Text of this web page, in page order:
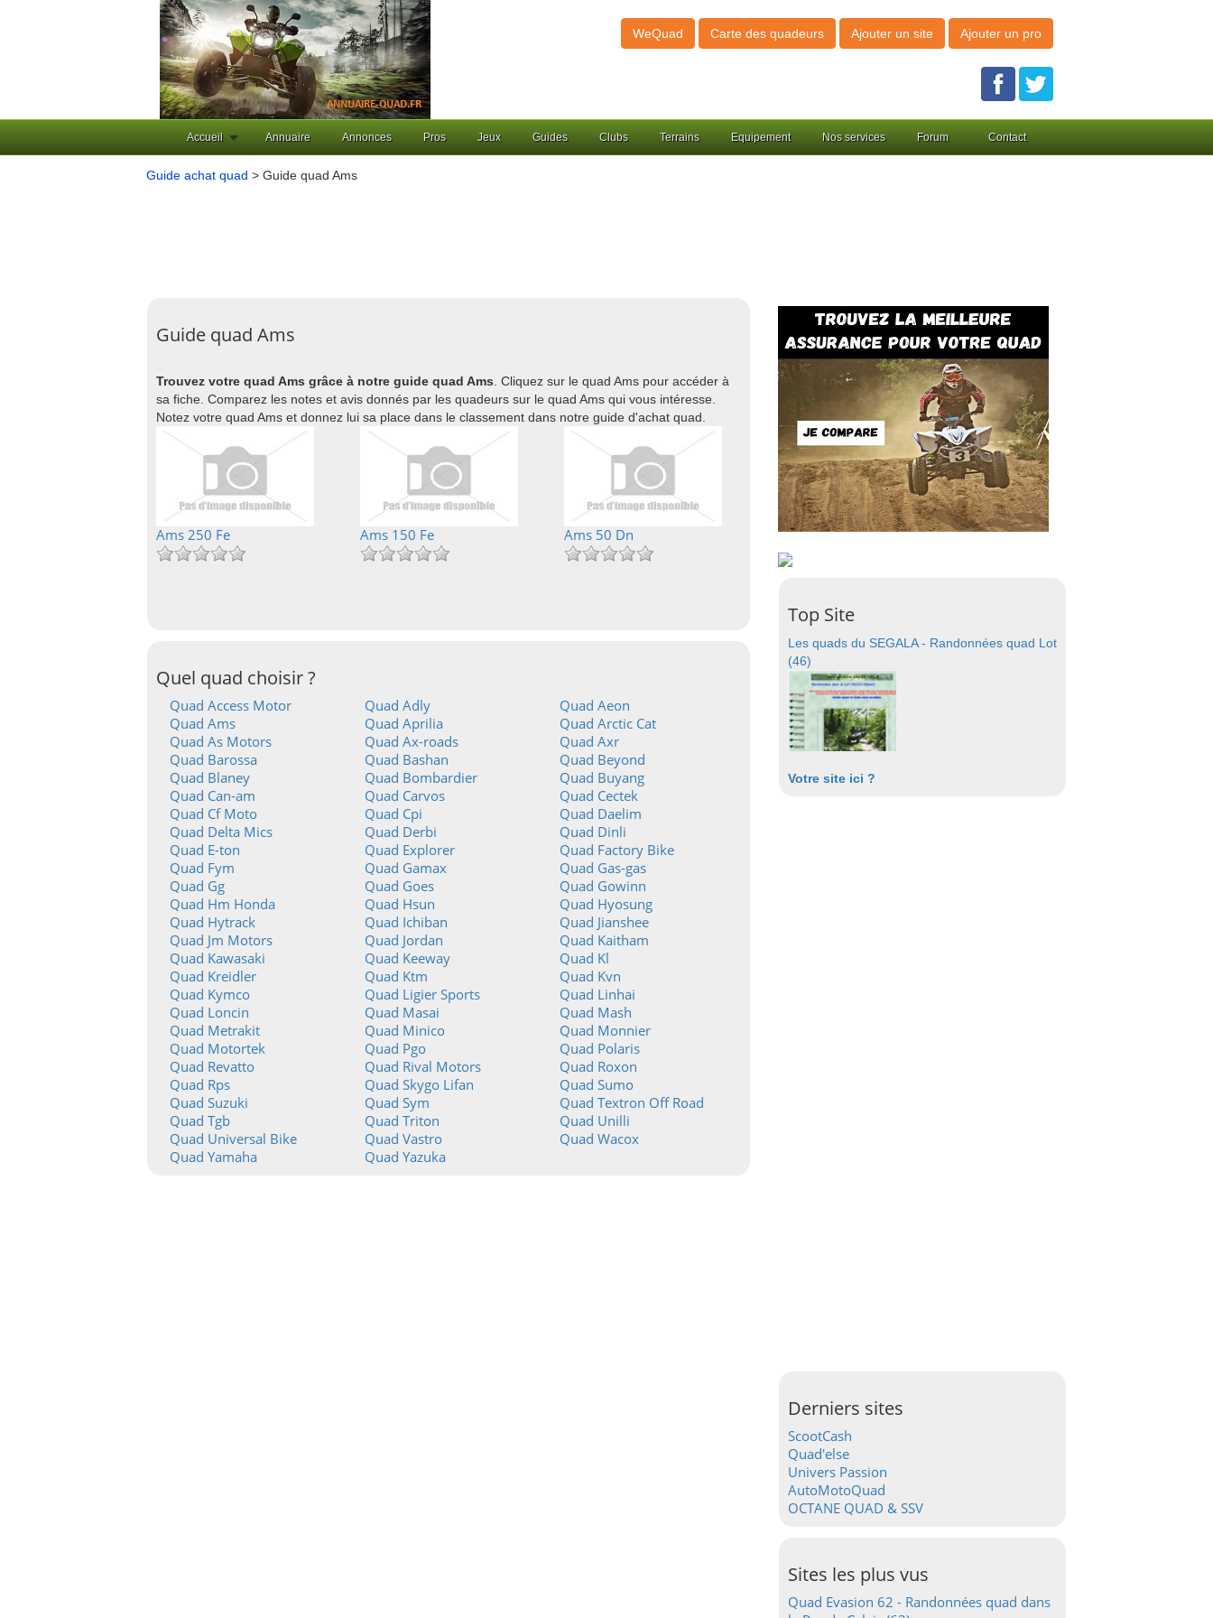
WeQuad Carte des quadeurs Ajouter un site Ajouter un pro
Accueil Annuaire Annonces Pros Jeux Guides Clubs Terrains Equipement Nos services Forum Contact
Guide achat quad > Guide quad Ams
Guide quad Ams
Trouvez votre quad Ams grâce à notre guide quad Ams . Cliquez sur le quad Ams pour accéder à
sa fiche. Comparez les notes et avis donnés par les quadeurs sur le quad Ams qui vous intéresse.
Notez votre quad Ams et donnez lui sa place dans le classement dans notre guide d'achat quad.
Ams 250 Fe Ams 150 Fe Ams 50 Dn
Quel quad choisir ?
Quad Access Motor Quad Adly
Quad Aeon
Quad Ams
Quad Aprilia
Quad Arctic Cat
Quad As Motors
Quad Ax-roads
Quad Axr
Quad Barossa
Quad Bashan
Quad Beyond
Quad Blaney
Quad Bombardier
Quad Buyang
Quad Can-am
Quad Carvos
Quad Cectek
Quad Cf Moto
Quad Cpi
Quad Daelim
Quad Delta Mics
Quad Derbi
Quad Dinli
Quad E-ton
Quad Explorer
Quad Factory Bike
Quad Fym
Quad Gamax
Quad Gas-gas
Quad Gg
Quad Goes
Quad Gowinn
Quad Hm Honda
Quad Hsun
Quad Hyosung
Quad Hytrack
Quad Ichiban
Quad Jianshee
Quad Jm Motors
Quad Jordan
Quad Kaitham
Quad Kawasaki
Quad Keeway
Quad Kl
Quad Kreidler
Quad Ktm
Quad Kvn
Quad Kymco
Quad Ligier Sports
Quad Linhai
Quad Loncin
Quad Masai
Quad Mash
Quad Metrakit
Quad Minico
Quad Monnier
Quad Motortek
Quad Pgo
Quad Polaris
Quad Revatto
Quad Rival Motors
Quad Roxon
Quad Rps
Quad Skygo Lifan
Quad Sumo
Quad Suzuki
Quad Sym
Quad Textron Off Road
Quad Tgb
Quad Triton
Quad Unilli
Quad Universal Bike
Quad Vastro
Quad Wacox
Quad Yamaha
Quad Yazuka
Top Site
Les quads du SEGALA - Randonnées quad Lot
(46)
Votre site ici ?
Derniers sites
ScootCash
Quad'else
Univers Passion
AutoMotoQuad
OCTANE QUAD & SSV
Sites les plus vus
Quad Evasion 62 - Randonnées quad dans